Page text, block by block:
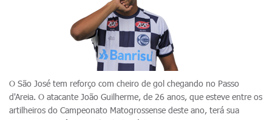
O São José tem reforço com cheiro de gol chegando no Passo
d'Areia. O atacante João Guilherme, de 26 anos, que esteve entre os
artilheiros do Campeonato Matogrossense deste ano, terá sua